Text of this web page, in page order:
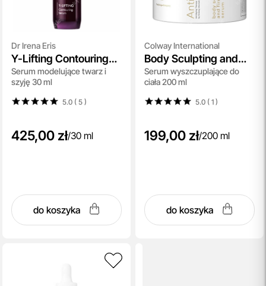
Dr Irena Eris
Y-Lifting Contouring
Serum
Serum modelujące twarz i
szyję 30 ml
5.0 ( 5)
425,00 zł/30 ml
do koszyka
Colway International
Body Sculpting and
Firming Serum
Serum wyszczuplające do
ciała 200 ml
5.0 ( 1)
199,00 zł/200 ml
do koszyka